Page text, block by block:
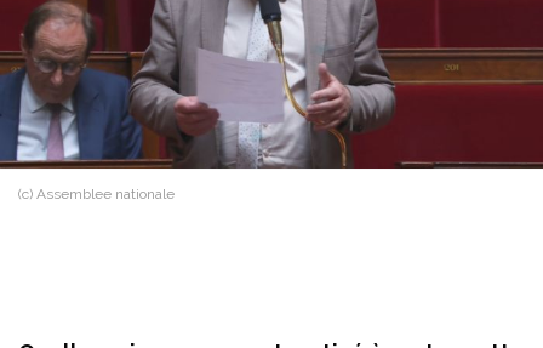
(c) Assemblee nationale